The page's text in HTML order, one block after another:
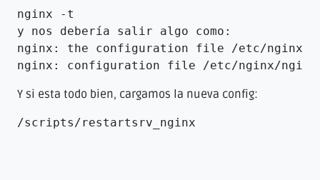
nginx -t
y nos debería salir algo como:
nginx: the configuration file /etc/nginx/
nginx: configuration file /etc/nginx/
Y si esta todo bien, cargamos la nueva config:
/scripts/restartsrv_nginx